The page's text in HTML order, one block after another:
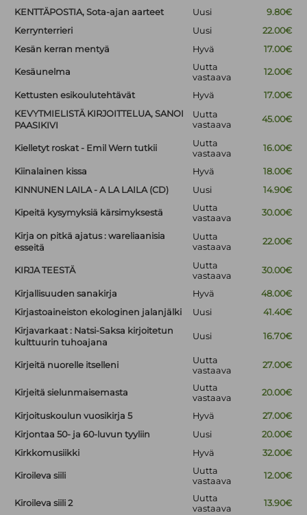
KENTTÄPOSTIA, Sota-ajan aarteet Uusi
9.80€
Kerrynterrieri
Uusi
22.00€
Kesän kerran mentyä
Hyvä 17.00€
Kesäunelma
Uutta
vastaava
12.00€
Kettusten esikoulutehtävät Hyvä
17.00€
KEVYTMIELISTÄ KIRJOITTELUA, SANOI
PAASIKIVI
Uutta
vastaava
45.00€
Kielletyt roskat - Emil Wern tutkii
Uutta
vastaava
16.00€
Kiinalainen kissa Hyvä
18.00€
KINNUNEN LAILA - A LA LAILA (CD)
Uusi 14.90€
Kipeitä kysymyksiä kärsimyksestä
Uutta
vastaava
30.00€
Kirja on pitkä ajatus : wareliaanisia
esseitä
Uutta
vastaava
22.00€
KIRJA TEESTÄ
Uutta
vastaava
30.00€
Kirjallisuuden sanakirja Hyvä
48.00€
Kirjastoaineiston ekologinen jalanjälki
Uusi
41.40€
Kirjavarkaat : Natsi-Saksa kirjoitetun
kulttuurin tuhoajana
Uusi 16.70€
Kirjeitä nuorelle itselleni
Uutta
vastaava
27.00€
Kirjeitä sielunmaisemasta
Uutta
vastaava
20.00€
Kirjoituskoulun vuosikirja 5 Hyvä
27.00€
Kirjontaa 50- ja 60-luvun tyyliin
Uusi
20.00€
Kirkkomusiikki
Hyvä 32.00€
Kiroileva siili
Uutta
vastaava
12.00€
Kiroileva siili 2
Uutta
vastaava
13.90€